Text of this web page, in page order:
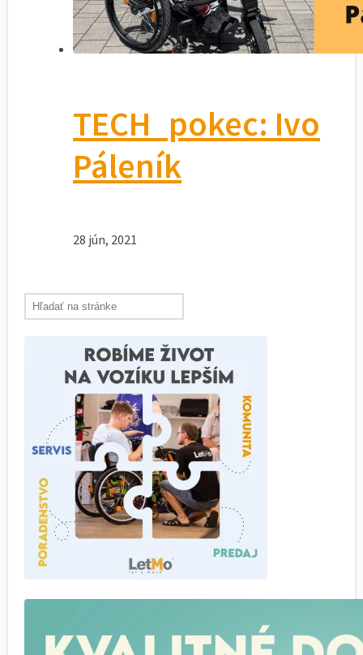
TECH_pokec: Ivo
Páleník
28 jún, 2021